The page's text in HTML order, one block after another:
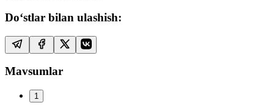
Do‘stlar bilan ulashish:
Mavsumlar
1